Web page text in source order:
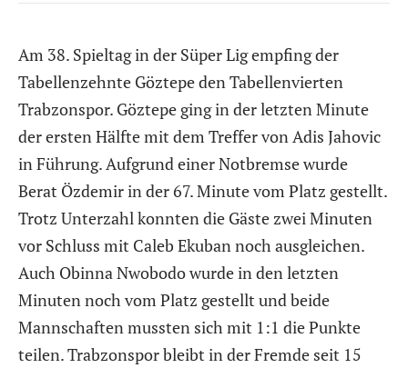
Am 38. Spieltag in der Süper Lig empfing der
Tabellenzehnte Göztepe den Tabellenvierten
Trabzonspor. Göztepe ging in der letzten Minute
der ersten Hälfte mit dem Treffer von Adis Jahovic
in Führung. Aufgrund einer Notbremse wurde
Berat Özdemir in der 67. Minute vom Platz gestellt.
Trotz Unterzahl konnten die Gäste zwei Minuten
vor Schluss mit Caleb Ekuban noch ausgleichen.
Auch Obinna Nwobodo wurde in den letzten
Minuten noch vom Platz gestellt und beide
Mannschaften mussten sich mit 1:1 die Punkte
teilen. Trabzonspor bleibt in der Fremde seit 15